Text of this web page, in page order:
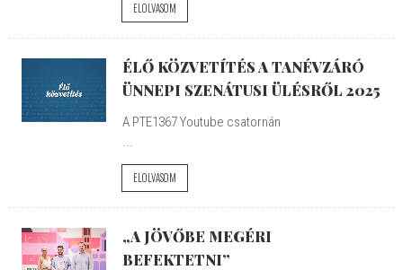
ELOLVASOM
ÉLŐ KÖZVETÍTÉS A TANÉVZÁRÓ
ÜNNEPI SZENÁTUSI ÜLÉSRŐL 2025
A PTE1367 Youtube csatornán
...
ELOLVASOM
„A JÖVŐBE MEGÉRI
BEFEKTETNI”